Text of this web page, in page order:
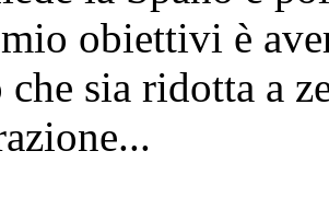
obiettivi è
sia ridotta a